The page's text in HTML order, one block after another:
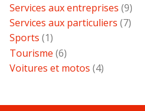
Services aux entreprises (9)
Services aux particuliers (7)
Sports (1)
Tourisme (6)
Voitures et motos (4)